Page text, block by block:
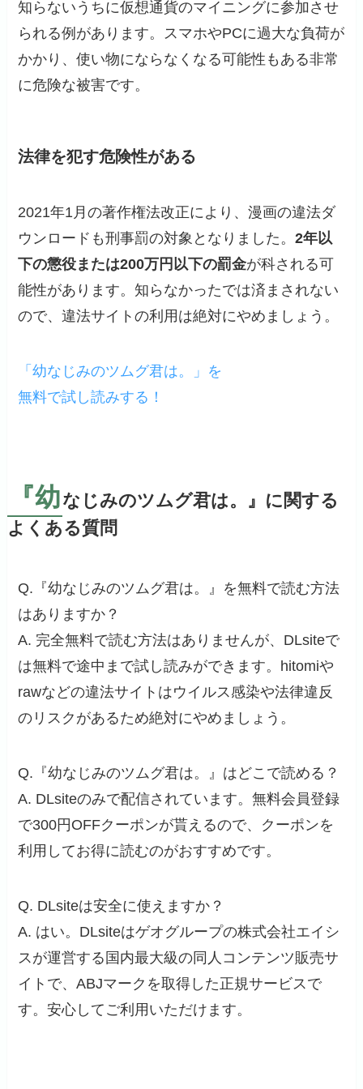
知らないうちに仮想通貨のマイニングに参加させ
られる例があります。スマホやPCに過大な負荷が
かかり、使い物にならなくなる可能性もある非常
に危険な被害です。
法律を犯す危険性がある
2021年1月の著作権法改正により、漫画の違法ダ
ウンロードも刑事罰の対象となりました。2年以
下の懲役または200万円以下の罰金が科される可
能性があります。知らなかったでは済まされない
ので、違法サイトの利用は絶対にやめましょう。
「幼なじみのツムグ君は。」を
無料で試し読みする！
『幼なじみのツムグ君は。』に関する
よくある質問
Q.『幼なじみのツムグ君は。』を無料で読む方法
はありますか？
A. 完全無料で読む方法はありませんが、DLsiteで
は無料で途中まで試し読みができます。hitomiや
rawなどの違法サイトはウイルス感染や法律違反
のリスクがあるため絶対にやめましょう。
Q.『幼なじみのツムグ君は。』はどこで読める？
A. DLsiteのみで配信されています。無料会員登録
で300円OFFクーポンが貰えるので、クーポンを
利用してお得に読むのがおすすめです。
Q. DLsiteは安全に使えますか？
A. はい。DLsiteはゲオグループの株式会社エイシ
スが運営する国内最大級の同人コンテンツ販売サ
イトで、ABJマークを取得した正規サービスで
す。安心してご利用いただけます。